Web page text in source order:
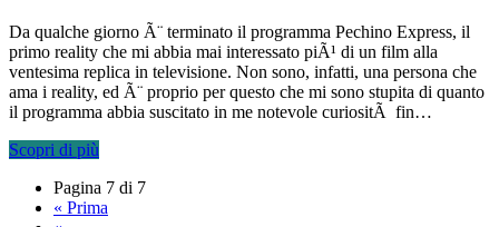
Da qualche giorno Ã¨ terminato il programma Pechino Express, il
primo reality che mi abbia mai interessato piÃ¹ di un film alla
ventesima replica in televisione. Non sono, infatti, una persona che
ama i reality, ed Ã¨ proprio per questo che mi sono stupita di quanto
il programma abbia suscitato in me notevole curiositÃ fin…
Scopri di più
Pagina 7 di 7
« Prima